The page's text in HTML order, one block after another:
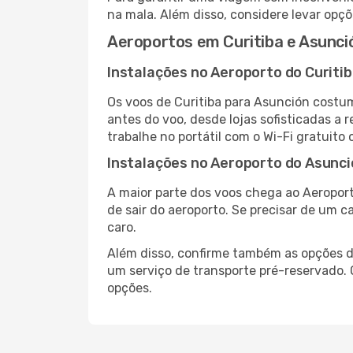
na mala. Além disso, considere levar
Aeroportos em Curitiba e
Instalações no Aeroporto do
Os voos de Curitiba para Asunción
antes do voo, desde lojas sofisticadas a
trabalhe no portátil com o Wi-Fi gratuito
Instalações no Aeroporto do
A maior parte dos voos chega ao
de sair do aeroporto. Se precisar de um
caro.
Além disso, confirme também as
um serviço de transporte pré-
opções.